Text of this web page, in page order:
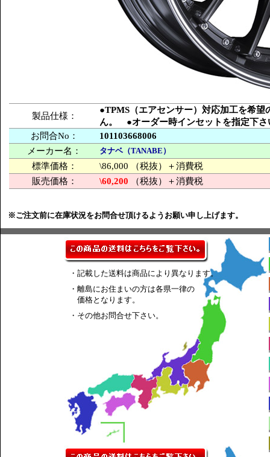
製品仕様：
●TPMS（エアセンサー）対応加工を希
ん。 ●オーダー時インセットを指定下
お問合No：
101103668006
メーカー名：
タナベ（TANABE）
標準価格：
\86,000 （税抜）＋消費税
販売価格：
\60,200 （税抜）＋消費税
※ご注文前に在庫状況をお問合せ頂けるようお願い申し上げます。
・記載した送料は商品により異なります。
・離島にお住まいの方は各県一律の
価格となります。
・その他お問合せ下さい。